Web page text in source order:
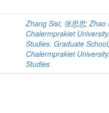
Zhang Sisi; 张思思;Zhao
Chalermprakiet
Studies. Graduate School
Chalermprakiet
Studies